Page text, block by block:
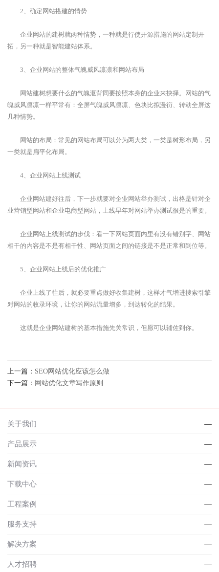
2、确定网站搭建的情势
企业网站的建树就两种情势，一种就是行使开源措施的网站定制开
拓，另一种就是智能建站体系。
3、企业网站的整体气魄威风凛凛和网站布局
网站建树想要什么的气魄沤背同要按照本身的企业来抉择。网站的气
魄威风凛凛一样平常有：全屏气魄威风凛凛、色块比拟漫衍、转动全屏这
几种情势。
网站的布局：常见的网站布局可以分为两大类，一类是树形布局，另
一类就是扁平化布局。
4、企业网站上线测试
企业网站建好往后，下一步就要对企业网站举办测试，出格是针对企
业营销型网站和企业电商型网站，上线早年对网站举办测试很是的重要。
企业网站上线测试的步伐：看一下网站页面内里有没有错别字、网站
相干的内容是不是有相干性、网站页面之间的链接是不是正常和到位等。
5、企业网站上线后的优化推广
企业上线了往后，就必要重点做好收集建树，这样才气增进搜索引擎
对网站的收录环境，让你的网站流量增多，到达转化的结果。
这就是企业网站建树的基本措施先关常识，但愿可以辅佐到你。
上一篇： SEO网站优化应该怎么做
下一篇： 网站优化文章写作原则
关于我们
产品展示
新闻资讯
下载中心
工程案例
服务支持
解决方案
人才招聘